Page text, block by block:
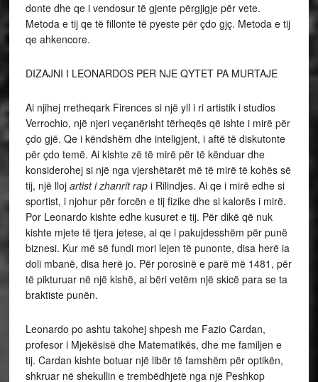
donte dhe qe i vendosur të gjente përgjigje për vete.
Metoda e tij qe të fillonte të pyeste për çdo gjç. Metoda e tij
qe ahkencore.
DIZAJNI I LEONARDOS PER NJE QYTET PA MURTAJE
Ai njihej rretheqark Firences si një yll i ri artistik i studios
Verrochio, një njeri veçanërisht tërheqës që ishte i mirë për
çdo gjë. Qe i këndshëm dhe inteligjent, i aftë të diskutonte
për çdo temë. Ai kishte zë të mirë për të kënduar dhe
konsiderohej si një nga vjershëtarët më të mirë të kohës së
tij, një lloj artist i zhanrit rapi Rilindjes. Ai qe i mirë edhe si
sportist, i njohur për forcën e tij fizike dhe si kalorës i mirë.
Por Leonardo kishte edhe kusuret e tij. Për dikë që nuk
kishte mjete të tjera jetese, ai qe i pakujdesshëm për punë
biznesi. Kur më së fundi mori lejen të punonte, disa herë ia
doli mbanë, disa herë jo. Për porosinë e parë më 1481, për
të pikturuar në një kishë, ai bëri vetëm një skicë para se ta
braktiste punën.
Leonardo po ashtu takohej shpesh me Fazio Cardan,
profesor i Mjekësisë dhe Matematikës, dhe me familjen e
tij. Cardan kishte botuar një libër të famshëm për optikën,
shkruar në shekullin e trembëdhjetë nga një Peshkop